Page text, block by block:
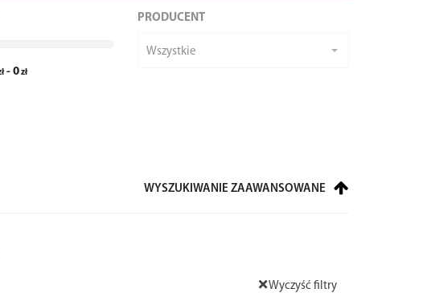
- 0
PRODUCENT
Wszystkie
WYSZUKIWANIE ZAAWANSOWANE
Wyczyść filtry